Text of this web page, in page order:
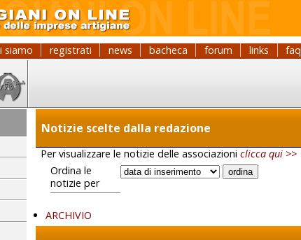
siamo registrati news bacheca forum links faq
Notizie scelte dalla redazione
Per visualizzare le notizie delle associazioniclicca qui >>
Ordina le
notizie per
ARCHIVIO